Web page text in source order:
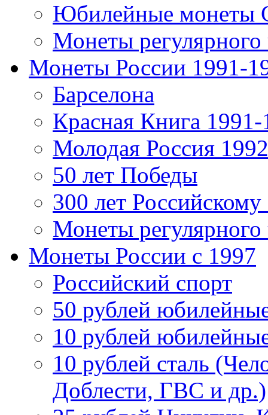
Юбилейные
Монеты
Монеты России 1991-
Барселона
Красная Книга 1991-
Молодая Россия
50 лет Победы
300 лет
Монеты
Монеты России c 1997
Российский спорт
50 рублей
10 рублей
10 рублей сталь
Доблести, ГВС и др.)